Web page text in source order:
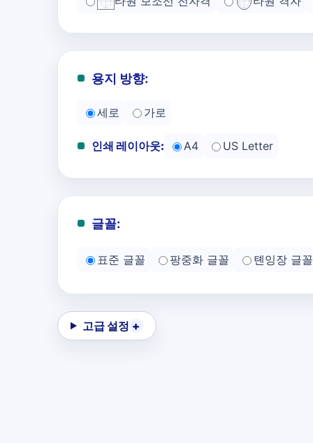
용지 방향:
세로 가로
인쇄 레이아웃: A4 US Letter
글꼴:
표준 글꼴 팡중화 글꼴 톈잉장 글꼴
고급 설정